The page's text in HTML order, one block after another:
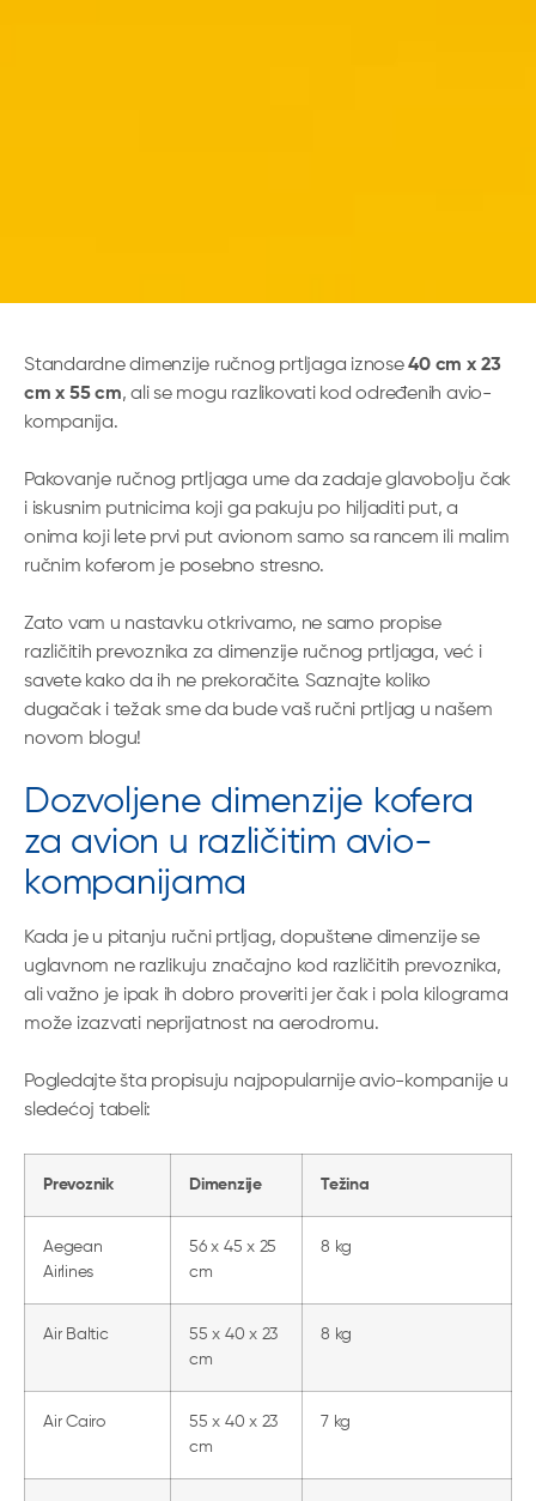
Standardne dimenzije ručnog prtljaga iznose40 cm x 23
cm x 55 cm, ali se mogu razlikovati kod određenih avio-
kompanija.
Pakovanje ručnog prtljaga ume da zadaje glavobolju čak
i iskusnim putnicima koji ga pakuju po hiljaditi put, a
onima koji lete prvi put avionom samo sa rancem ili malim
ručnim koferom je posebno stresno.
Zato vam u nastavku otkrivamo, ne samo propise
različitih prevoznika za dimenzije ručnog prtljaga, već i
savete kako da ih ne prekoračite. Saznajte koliko
dugačak i težak sme da bude vaš ručni prtljag u našem
novom blogu!
Dozvoljene dimenzije kofera
za avion u različitim avio-
kompanijama
Kada je u pitanju ručni prtljag, dopuštene dimenzije se
uglavnom ne razlikuju značajno kod različitih prevoznika,
ali važno je ipak ih dobro proveriti jer čak i pola kilograma
može izazvati neprijatnost na aerodromu.
Pogledajte šta propisuju najpopularnije avio-kompanije u
sledećoj tabeli:
Prevoznik Dimenzije Težina
Aegean
Airlines
56 x 45 x 25
cm
8 kg
Air Baltic
55 x 40 x 23
cm
8 kg
Air Cairo
55 x 40 x 23
cm
7 kg